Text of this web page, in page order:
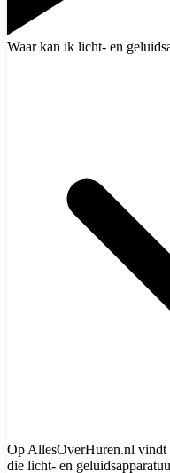
Waar kan ik licht- en
Op AllesOverHuren.nl vindt
die licht- en